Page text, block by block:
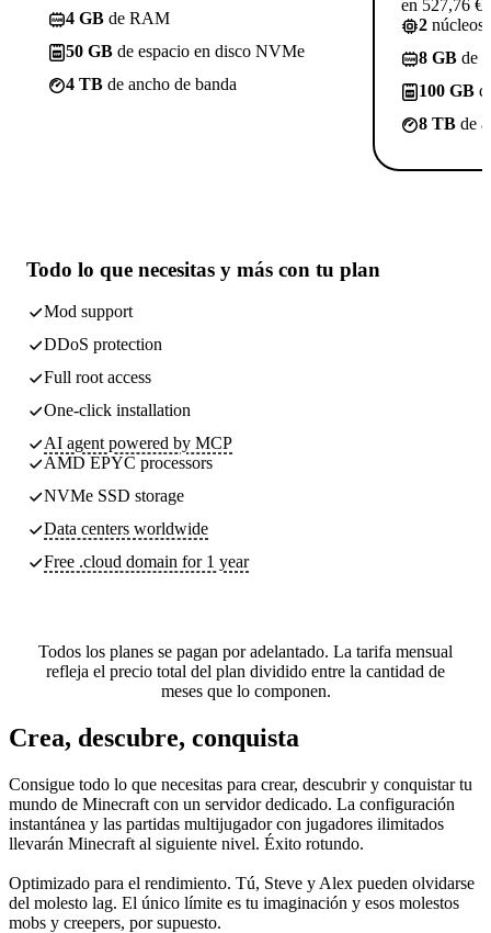
4 GB de RAM
50 GB de espacio en disco NVMe
4 TB de ancho de banda
en 527,76
2 núcleos
8 GB de
100 GB
8 TB de
Todo lo que necesitas y más con tu plan
Mod support
DDoS protection
Full root access
One-click installation
AI agent powered by MCP
AMD EPYC processors
NVMe SSD storage
Data centers worldwide
Free .cloud domain for 1 year
Todos los planes se pagan por adelantado. La tarifa mensual
refleja el precio total del plan dividido entre la cantidad de
meses que lo componen.
Crea, descubre, conquista
Consigue todo lo que necesitas para crear, descubrir y conquistar tu
mundo de Minecraft con un servidor dedicado. La configuración
instantánea y las partidas multijugador con jugadores ilimitados
llevarán Minecraft al siguiente nivel. Éxito rotundo.
Optimizado para el rendimiento. Tú, Steve y Alex pueden olvidarse
del molesto lag. El único límite es tu imaginación y esos molestos
mobs y creepers, por supuesto.